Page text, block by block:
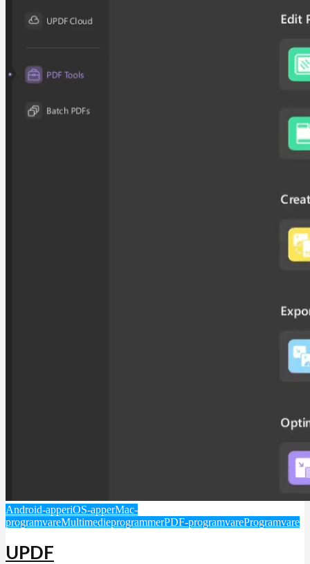
Android-apperiOS-apperMac-
programvareMultimedieprogrammerPDF-programvareProgramvare
UPDF